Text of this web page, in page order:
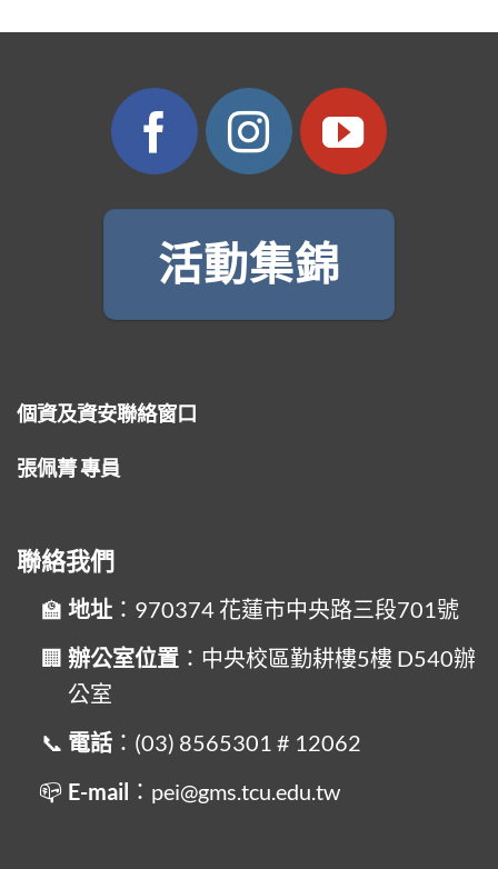
活動集錦
個資及資安聯絡窗口
張佩菁 專員
聯絡我們
地址 ：970374 花蓮市中央路三段701號
辦公室位置 ：中央校區勤耕樓5樓 D540辦
公室
電話 ：(03) 8565301 # 12062
E-mail ：pei@gms.tcu.edu.tw